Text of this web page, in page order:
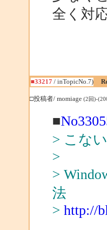
全く対
■33217/ inTopicNo.7)
□投稿者/ momiage (2回)-
■
> こな
>
>
法
> http://